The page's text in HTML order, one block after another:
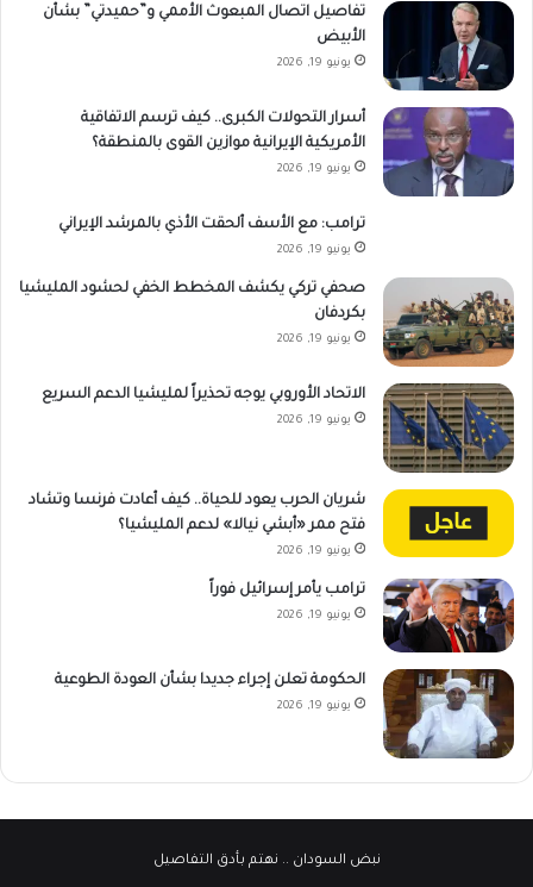
تفاصيل اتصال المبعوث الأممي و”حميدتي” بشأن
الأبيض
يونيو 19, 2026
أسرار التحولات الكبرى.. كيف ترسم الاتفاقية
الأمريكية الإيرانية موازين القوى بالمنطقة؟
يونيو 19, 2026
ترامب: مع الأسف ألحقت الأذي بالمرشد الإيراني
يونيو 19, 2026
صحفي تركي يكشف المخطط الخفي لحشود المليشيا
بكردفان
يونيو 19, 2026
الاتحاد الأوروبي يوجه تحذيراً لمليشيا الدعم السريع
يونيو 19, 2026
شريان الحرب يعود للحياة.. كيف أعادت فرنسا وتشاد
فتح ممر «أبشي نيالا» لدعم المليشيا؟
يونيو 19, 2026
ترامب يأمر إسرائيل فوراً
يونيو 19, 2026
الحكومة تعلن إجراء جديدا بشأن العودة الطوعية
يونيو 19, 2026
نبض السودان .. نهتم بأدق التفاصيل